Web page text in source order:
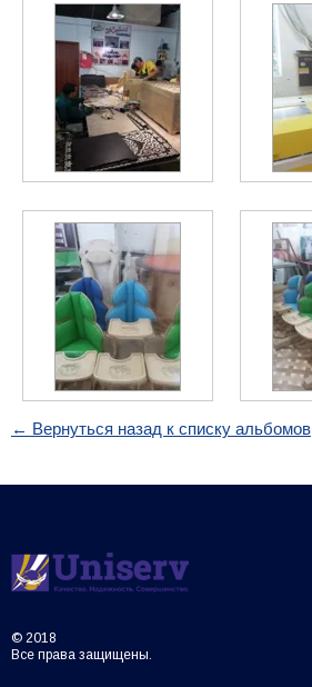
← Вернуться назад к списку альбомов
© 2018
Все права защищены.